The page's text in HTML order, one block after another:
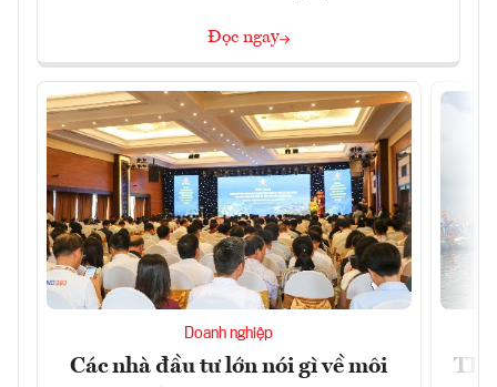
Đọc ngay
Doanh nghiệp
Các nhà đầu tư lớn nói gì về môi